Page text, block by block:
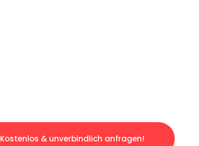
Kostenlos & unverbindlich anfragen!